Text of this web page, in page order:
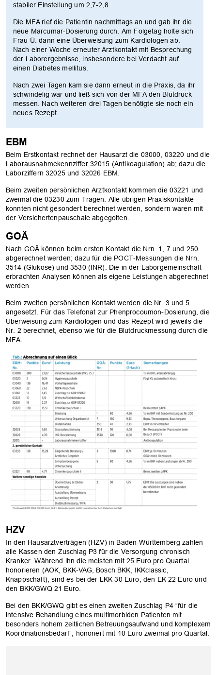
stabiler Einstellung um 2,7-2,8.
Die MFA rief die Patientin nachmittags an und gab ihr die
neue Marcumar-Dosierung durch. Am Folgetag holte sich
Frau Ü. dann eine Überweisung zum Kardiologen ab.
Nach einer Woche erneuter Arztkontakt mit Besprechung
der Laborergebnisse, insbesondere bei Verdacht auf
einen Diabetes mellitus.
Nach zwei Tagen kam sie dann erneut in die Praxis, da ihr
schwindelig war und ließ sich von der MFA den Blutdruck
messen. Nach weiteren drei Tagen benötigte sie noch ein
neues Rezept.
EBM
Beim Erstkontakt rechnet der Hausarzt die 03000, 03220 und die
Laborausnahmekennziffer 32015 (Antikoagulation) ab; dazu die
Laborziffern 32025 und 32026 EBM.
Beim zweiten persönlichen Arztkontakt kommen die 03221 und
zweimal die 03230 zum Tragen. Alle übrigen Praxiskontakte
konnten nicht gesondert berechnet werden, sondern waren mit
der Versichertenpauschale abgegolten.
GOÄ
Nach GOÄ können beim ersten Kontakt die Nrn. 1, 7 und 250
abgerechnet werden; dazu für die POCT-Messungen die Nrn.
3514 (Glukose) und 3530 (INR). Die in der Laborgemeinschaft
erbrachten Analysen können als eigene Leistungen abgerechnet
werden.
Beim zweiten persönlichen Kontakt werden die Nr. 3 und 5
angesetzt. Für das Telefonat zur Phenprocoumon-Dosierung, die
Überweisung zum Kardiologen und das Rezept wird jeweils die
Nr. 2 berechnet, ebenso wie für die Blutdruckmessung durch die
MFA.
HZV
In den Hausarztverträgen (HZV) in Baden-Württemberg zahlen
alle Kassen den Zuschlag P3 für die Versorgung chronisch
Kranker. Während ihn die meisten mit 25 Euro pro Quartal
honorieren (AOK, BKK-VAG, Bosch BKK, IKKclassic,
Knappschaft), sind es bei der LKK 30 Euro, den EK 22 Euro und
den BKK/GWQ 21 Euro.
Bei den BKK/GWQ gibt es einen zweiten Zuschlag P4 “für die
intensive Behandlung eines multimorbiden Patienten mit
besonders hohem zeitlichen Betreuungsaufwand und komplexem
Koordinationsbedarf”, honoriert mit 10 Euro zweimal pro Quartal.